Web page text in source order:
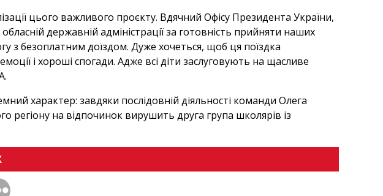
цього важливого проєкту. Вдячний Офісу Президента України,
обласній державній адміністрації за готовність прийняти наших
з безоплатним доїздом. Дуже хочеться, щоб ця поїздка
і хороші спогади. Адже всі діти заслуговують на щасливе
характер: завдяки послідовній діяльності команди Олега
регіону на відпочинок вирушить друга група школярів із